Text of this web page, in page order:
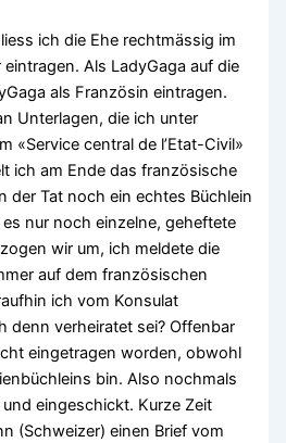
ich die Ehe rechtmässig im
Als LadyGaga auf die
als Französin eintragen.
Unterlagen, die ich unter
«Service central de l’Etat-Civil»
ich am Ende das französische
der Tat noch ein echtes Büchlein
nur noch einzelne, geheftete
wir um, ich meldete die
auf dem französischen
ich vom Konsulat
denn verheiratet sei? Offenbar
eingetragen worden, obwohl
bin. Also nochmals
eingeschickt. Kurze Zeit
(Schweizer) einen Brief vom